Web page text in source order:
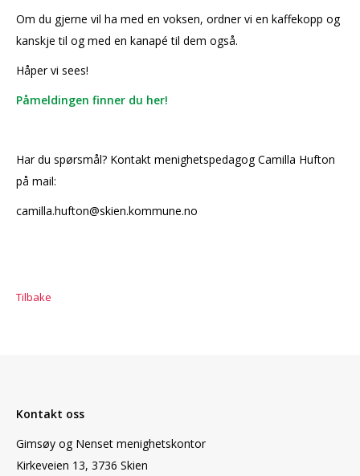
Om du gjerne vil ha med en voksen, ordner vi en kaffekopp og
kanskje til og med en kanapé til dem også.
Håper vi sees!
Påmeldingen finner du her!
Har du spørsmål? Kontakt menighetspedagog Camilla Hufton
på mail:
camilla.hufton@skien.kommune.no
Tilbake
Kontakt oss
Gimsøy og Nenset menighetskontor
Kirkeveien 13, 3736 Skien